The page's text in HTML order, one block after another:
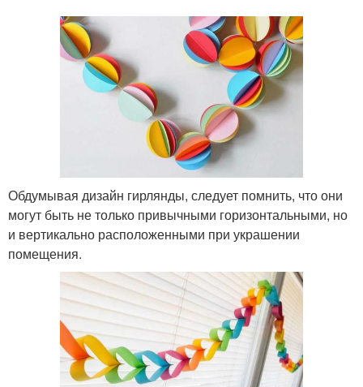
Обдумывая дизайн гирлянды, следует помнить, что они
могут быть не только привычными горизонтальными, но
и вертикально расположенными при украшении
помещения.